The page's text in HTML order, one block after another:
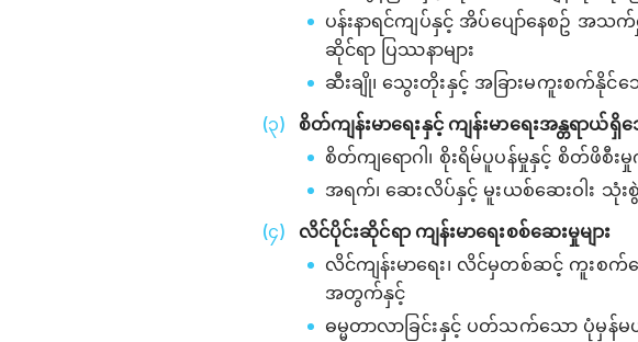
ပန်းနာရင်ကျပ်နှင့် အိပ်ပျော်နေစဥ်
ဆိုင်ရာ ပြဿနာများ
ဆီးချို၊ သွေးတိုးနှင့် အခြားမကူးစက်နိုင်သေ
စိတ်ကျန်းမာရေးနှင့် ကျန်းမာရေးအန္တရာယ်
စိတ်ကျရောဂါ၊ စိုးရိမ်ပူပန်မှုနှင့် စိတ်ဖိစီး
အရက်၊ ဆေးလိပ်နှင့် မူးယစ်ဆေးဝါး သုံးစွဲ
လိင်ပိုင်းဆိုင်ရာ ကျန်းမာရေးစစ်ဆေးမှုများ
လိင်ကျန်းမာရေး၊ လိင်မှတစ်ဆင့် ကူးစက်သ
အတွက်နှင့်
ဓမ္မတာလာခြင်းနှင့် ပတ်သက်သော ပုံမှန်